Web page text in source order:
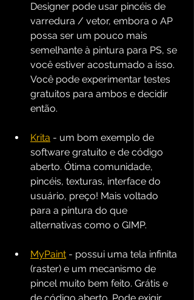
Designer pode usar pincéis de
varredura / vetor, embora o AP
possa ser um pouco mais
semelhante à pintura para PS, se
você estiver acostumado a isso.
Você pode experimentar testes
gratuitos para ambos e decidir
então.
Krita - um bom exemplo de
software gratuito e de código
aberto. Ótima comunidade,
pincéis, texturas, interface do
usuário, preço! Mais voltado
para a pintura do que
alternativas como o GIMP.
MyPaint - possui uma tela infinita
(raster) e um mecanismo de
pincel muito bem feito. Grátis e